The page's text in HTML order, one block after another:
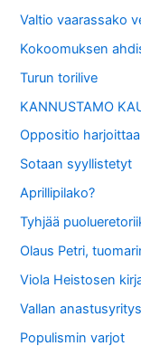
Valtio vaarassako
Kokoomuksen
Turun torilive
KANNUSTAMO
Oppositio
Sotaan syyllistetyt
Aprillipilako?
Tyhjää
Olaus Petri,
Viola Heistosen
Vallan
Populismin varjot